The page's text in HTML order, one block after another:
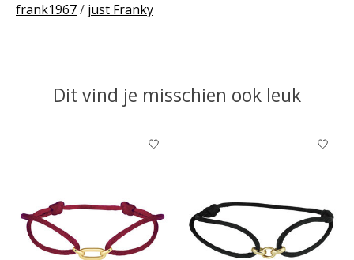
frank1967/ just Franky
Dit vind je misschien ook leuk
Items van productcarrousel